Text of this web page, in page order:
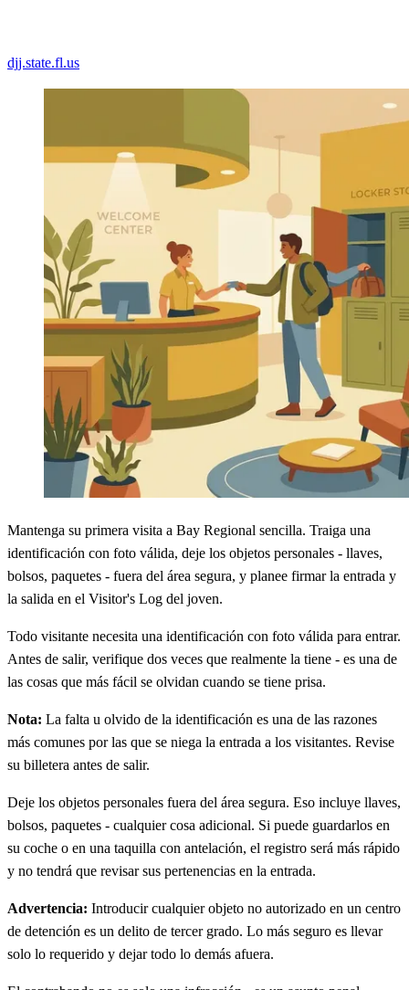
djj.state.fl.us
Mantenga su primera visita a Bay Regional sencilla. Traiga una
identificación con foto válida, deje los objetos personales - llaves,
bolsos, paquetes - fuera del área segura, y planee firmar la entrada y
la salida en el Visitor's Log del joven.
Todo visitante necesita una identificación con foto válida para entrar.
Antes de salir, verifique dos veces que realmente la tiene - es una de
las cosas que más fácil se olvidan cuando se tiene prisa.
Nota: La falta u olvido de la identificación es una de las razones
más comunes por las que se niega la entrada a los visitantes. Revise
su billetera antes de salir.
Deje los objetos personales fuera del área segura. Eso incluye llaves,
bolsos, paquetes - cualquier cosa adicional. Si puede guardarlos en
su coche o en una taquilla con antelación, el registro será más rápido
y no tendrá que revisar sus pertenencias en la entrada.
Advertencia: Introducir cualquier objeto no autorizado en un centro
de detención es un delito de tercer grado. Lo más seguro es llevar
solo lo requerido y dejar todo lo demás afuera.